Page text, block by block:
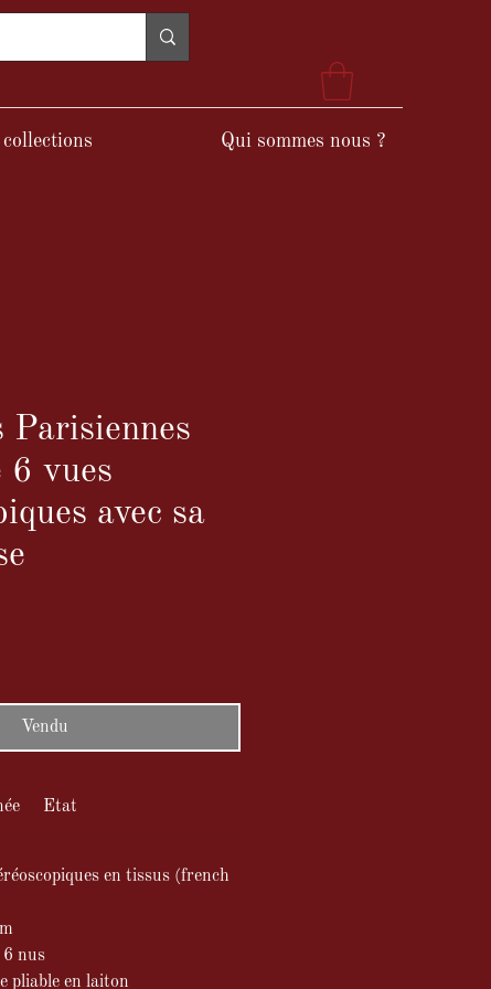
Qui sommes nous ?
Parisiennes
6 vues
avec sa
Vendu
Etat
en tissus (french
6 nus
pliable en laiton